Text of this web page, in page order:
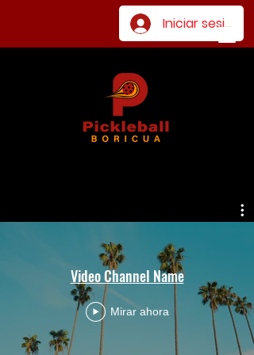
Iniciar sesión
Video Channel Name
Mirar ahora